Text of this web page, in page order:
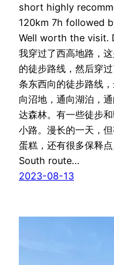
short highly
120km 7h followed
Well worth the visit.
我穿过了西高地路，
的徒步路线，然后穿
条东西向的徒步路线
向沼地，通向湖泊，
达森林。有一些徒步
小路。漫长的一天，
蛋糕，还有很多保释
South route…
2023-08-13